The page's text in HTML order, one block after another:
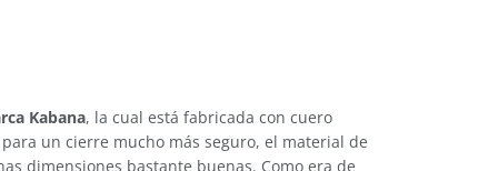
Kabana, la cual está fabricada con cuero
un cierre mucho más seguro, el material de
dimensiones bastante buenas. Como era de